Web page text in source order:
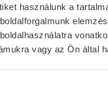
használunk a
vagy az Ön által